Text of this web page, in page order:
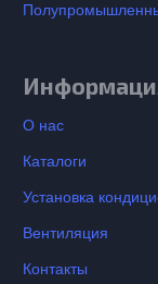
О нас
Каталоги
Установка
Вентиляция
Контакты